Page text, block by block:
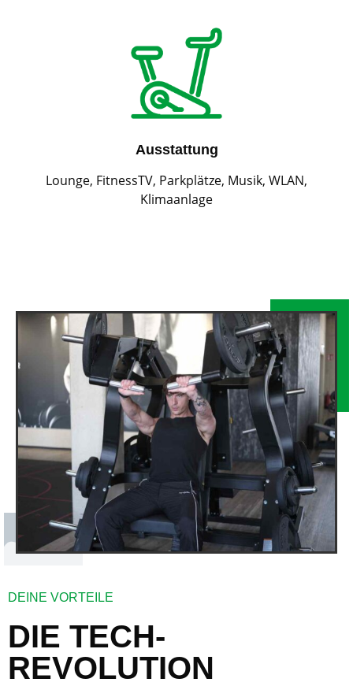
Ausstattung
Lounge, FitnessTV, Parkplätze, Musik, WLAN,
Klimaanlage
DEINE VORTEILE
DIE TECH-
REVOLUTION